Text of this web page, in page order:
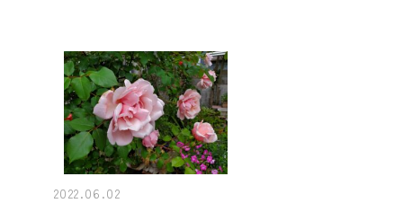
2022.06.02